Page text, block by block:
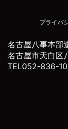
プライバ
名古屋八事本部
名古屋市天白区
TEL052-836-